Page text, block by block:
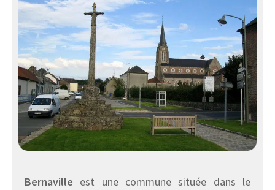
Bernaville est une commune située dans le